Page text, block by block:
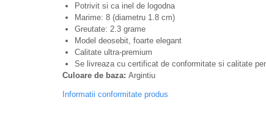
Potrivit si ca inel de logodna
Marime: 8 (diametru 1.8 cm)
Greutate: 2.3 grame
Model deosebit, foarte elegant
Calitate ultra-premium
Se livreaza cu certificat de conformitate si calitate
Culoare de baza: Argintiu
Informatii conformitate produs